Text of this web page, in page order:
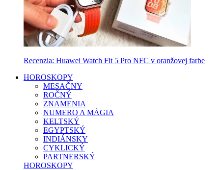
Recenzia: Huawei Watch Fit 5 Pro NFC v oranžovej farbe
HOROSKOPY
MESAČNY
ROČNÝ
ZNAMENIA
NUMERO A MÁGIA
KELTSKÝ
EGYPTSKÝ
INDIÁNSKY
CYKLICKÝ
PARTNERSKÝ
HOROSKOPY